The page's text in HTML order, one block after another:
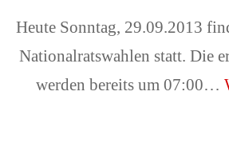
Heute Sonntag, 29.09.2013
Nationalratswahlen statt. Die
werden bereits um 07:00…